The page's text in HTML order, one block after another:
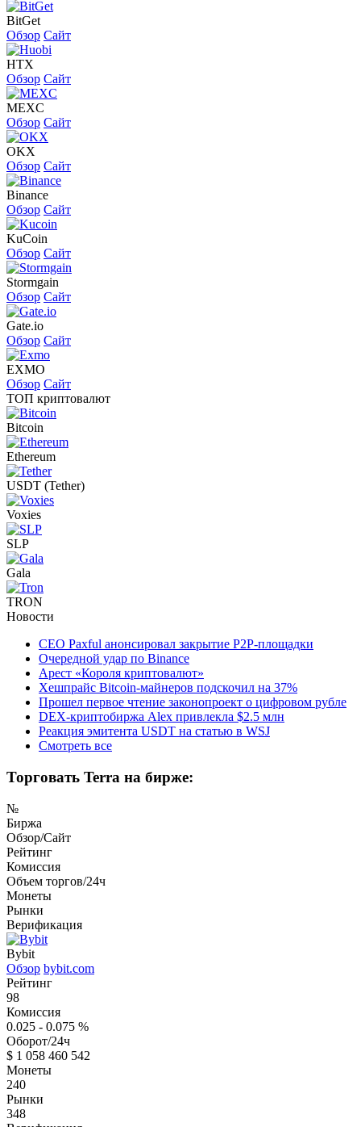
BitGet
Обзор Сайт
HTX
Обзор Сайт
MEXC
Обзор Сайт
OKX
Обзор Сайт
Binance
Обзор Сайт
KuCoin
Обзор Сайт
Stormgain
Обзор Сайт
Gate.io
Обзор Сайт
EXMO
Обзор Сайт
ТОП криптовалют
Bitcoin
Ethereum
USDT (Tether)
Voxies
SLP
Gala
TRON
Новости
CEO Paxful анонсировал закрытие P2P-площадки
Очередной удар по Binance
Арест «Короля криптовалют»
Хешпрайс Bitcoin-майнеров подскочил на 37%
Прошел первое чтение законопроект о цифровом рубле
DEX-криптобиржа Alex привлекла $2.5 млн
Реакция эмитента USDT на статью в WSJ
Смотреть все
Торговать Terra на бирже:
№
Биржа
Обзор/Сайт
Рейтинг
Комиссия
Объем торгов/24ч
Монеты
Рынки
Верификация
Bybit
Обзор bybit.com
Рейтинг
98
Комиссия
0.025 - 0.075 %
Оборот/24ч
$ 1 058 460 542
Монеты
240
Рынки
348